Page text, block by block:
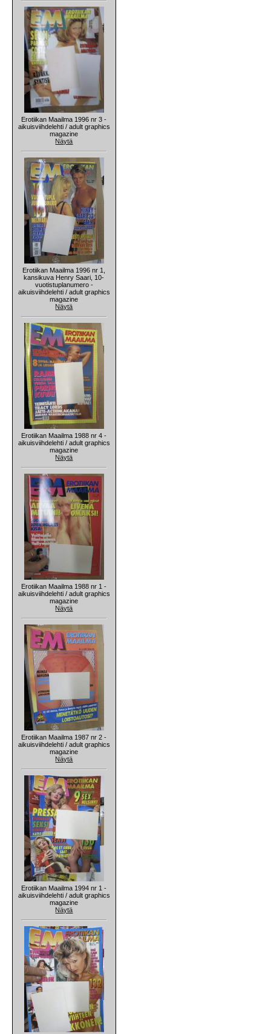
Erotiikan Maailma 1996 nr 3 -
aikuisviihdelehti / adult graphics
magazine
Näytä
Erotiikan Maailma 1996 nr 1,
kansikuva Henry Saari, 10-
vuotistuplanumero -
aikuisviihdelehti / adult graphics
magazine
Näytä
Erotiikan Maailma 1988 nr 4 -
aikuisviihdelehti / adult graphics
magazine
Näytä
Erotiikan Maailma 1988 nr 1 -
aikuisviihdelehti / adult graphics
magazine
Näytä
Erotiikan Maailma 1987 nr 2 -
aikuisviihdelehti / adult graphics
magazine
Näytä
Erotiikan Maailma 1994 nr 1 -
aikuisviihdelehti / adult graphics
magazine
Näytä